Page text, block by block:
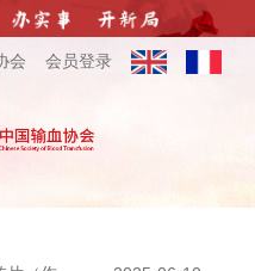
会 会员登录